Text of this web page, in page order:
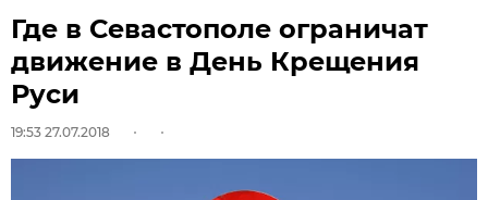
Где в Севастополе ограничат
движение в День Крещения
Руси
19:53 27.07.2018